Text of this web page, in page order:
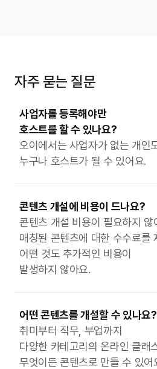
자주 묻는 질문
사업자를 등록해야만
호스트를 할 수 있나요?
오이에서는 사업자가 없는 개인
누구나 호스트가 될 수 있어요.
콘텐츠 개설에 비용이 드나요?
콘텐츠 개설 비용이 필요하지 않
매칭된 콘텐츠에 대한 수수료를
어떤 것도 추가적인 비용이
발생하지 않아요.
어떤 콘텐츠를 개설할 수 있나요?
취미부터 직무, 부업까지
다양한 카테고리의 온라인 클래
무엇이든 콘텐츠로 만들 수 있어